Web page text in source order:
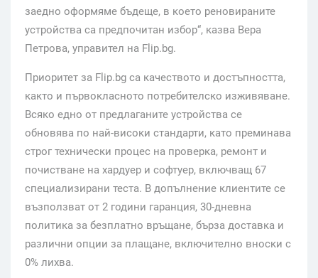
заедно оформяме бъдеще, в което реновираните
устройства са предпочитан избор“, казва Вера
Петрова, управител на Flip.bg.
Приоритет за Flip.bg са качеството и достъпността,
както и първокласното потребителско изживяване.
Всяко едно от предлаганите устройства се
обновява по най-високи стандарти, като преминава
строг технически процес на проверка, ремонт и
почистване на хардуер и софтуер, включващ 67
специализирани теста. В допълнение клиентите се
възползват от 2 години гаранция, 30-дневна
политика за безплатно връщане, бърза доставка и
различни опции за плащане, включително вноски с
0% лихва.